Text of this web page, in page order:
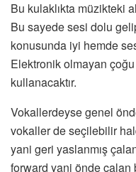
Bu kulaklıkta müzikteki
Bu sayede sesi dolu
konusunda iyi hemde
Elektronik olmayan
kullanacaktır.
Vokallerdeyse genel
vokaller de seçilebilir
yani geri yaslanmış
forward yani önde çalan